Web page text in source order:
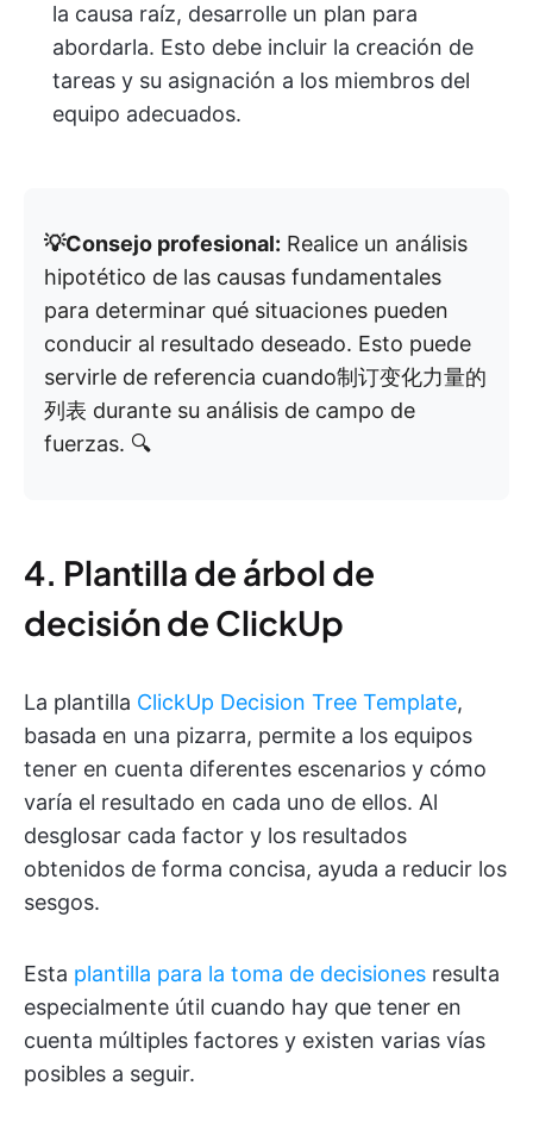
la causa raíz, desarrolle un plan para
abordarla. Esto debe incluir la creación de
tareas y su asignación a los miembros del
equipo adecuados.
💡Consejo profesional: Realice un análisis
hipotético de las causas fundamentales
para determinar qué situaciones pueden
conducir al resultado deseado. Esto puede
servirle de referencia cuando制订变化力量的
列表 durante su análisis de campo de
fuerzas. 🔍
4. Plantilla de árbol de
decisión de ClickUp
La plantilla ClickUp Decision Tree Template,
basada en una pizarra, permite a los equipos
tener en cuenta diferentes escenarios y cómo
varía el resultado en cada uno de ellos. Al
desglosar cada factor y los resultados
obtenidos de forma concisa, ayuda a reducir los
sesgos.
Esta plantilla para la toma de decisiones resulta
especialmente útil cuando hay que tener en
cuenta múltiples factores y existen varias vías
posibles a seguir.